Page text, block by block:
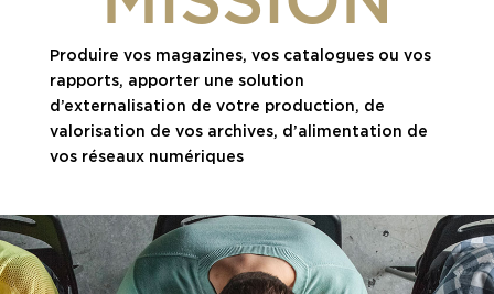
Produire vos magazines, vos catalogues ou vos
rapports, apporter une solution
d’externalisation de votre production, de
valorisation de vos archives, d’alimentation de
vos réseaux numériques